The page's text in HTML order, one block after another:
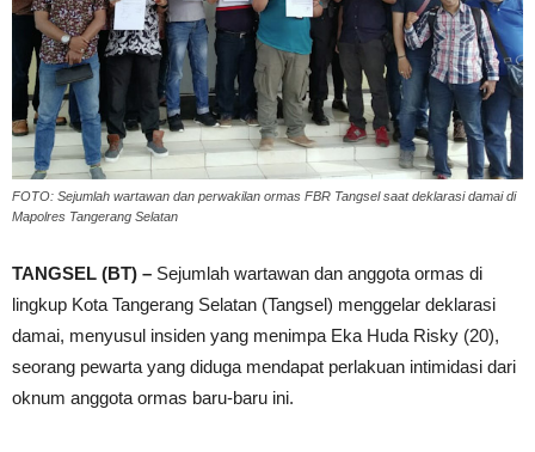
FOTO: Sejumlah wartawan dan perwakilan ormas FBR Tangsel saat deklarasi damai di
Mapolres Tangerang Selatan
TANGSEL (BT) – Sejumlah wartawan dan anggota ormas di
lingkup Kota Tangerang Selatan (Tangsel) menggelar deklarasi
damai, menyusul insiden yang menimpa Eka Huda Risky (20),
seorang pewarta yang diduga mendapat perlakuan intimidasi dari
oknum anggota ormas baru-baru ini.